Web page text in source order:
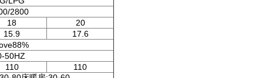
2800
18
20
15.9
17.6
50HZ
110
110